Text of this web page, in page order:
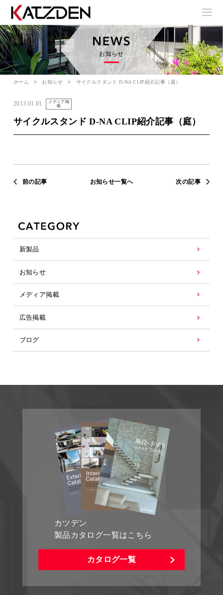
お知らせ
ホーム お知らせ サイクルスタンド D-NA CLIP紹介記事（庭）
2013.01.01
メディア掲
載
サイクルスタンド D-NA CLIP紹介記事（庭）
前の記事 お知らせ一覧へ 次の記事
新製品
お知らせ
メディア掲載
広告掲載
ブログ
カツデン
製品カタログ一覧はこちら
カタログ一覧